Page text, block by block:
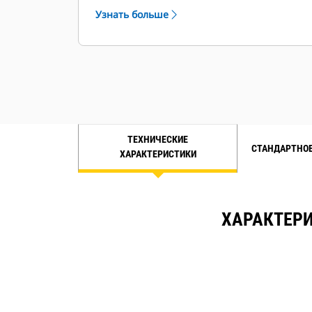
режимах работы.
Узнать больше
ТЕХНИЧЕСКИЕ
ХАРАКТЕРИСТИКИ